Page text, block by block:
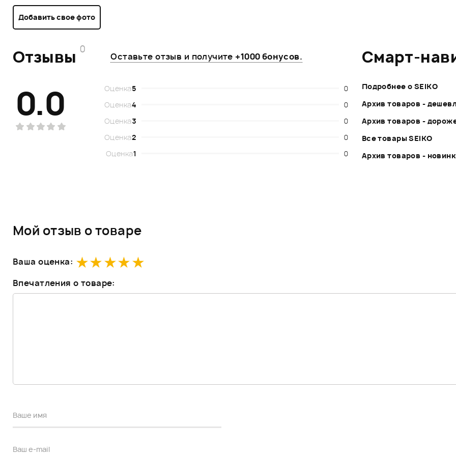
Добавить свое фото
Отзывы 0
Оставьте отзыв и получите +1000 бонусов.
0.0 Оценка5
0
Оценка4
0
Оценка3
0
Оценка2
0
Оценка1 0
Смарт-
Подробнее о SEIKO
Архив товаров -
Архив товаров -
Все товары SEIKO
Архив товаров -
Мой отзыв о товаре
Ваша оценка:
Впечатления о товаре: